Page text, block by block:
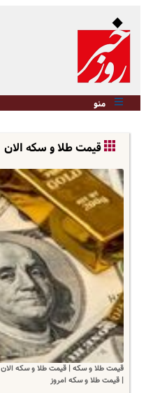
منو
قیمت طلا و سکه الان
قیمت طلا و سکه | قیمت طلا و سکه الان
| قیمت طلا و سکه امروز